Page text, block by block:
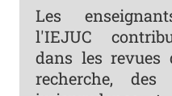
Les
l'IEJUC
dans les revues
recherche,